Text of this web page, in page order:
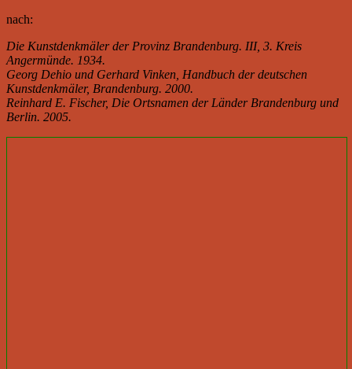
nach:
Die Kunstdenkmäler der Provinz Brandenburg. III, 3. Kreis
Angermünde. 1934.
Georg Dehio und Gerhard Vinken, Handbuch der deutschen
Kunstdenkmäler, Brandenburg. 2000.
Reinhard E. Fischer, Die Ortsnamen der Länder Brandenburg und
Berlin. 2005.